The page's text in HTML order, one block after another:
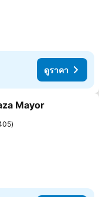
ดูราคา
การโปรด
Mayor